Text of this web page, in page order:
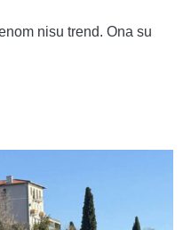
nisu trend. Ona su